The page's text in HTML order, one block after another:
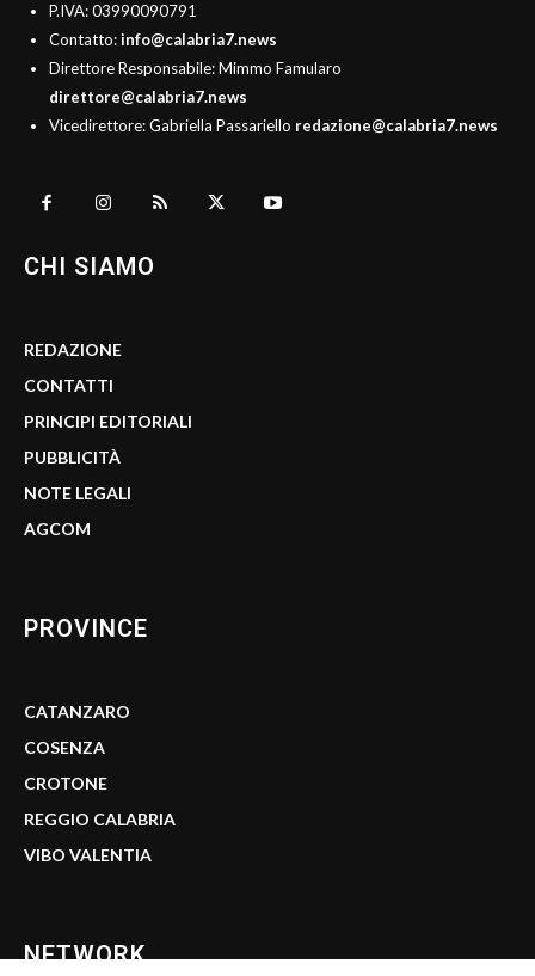
P.IVA: 03990090791
Contatto:info@calabria7.news
Direttore Responsabile: Mimmo Famularo
direttore@calabria7.news
Vicedirettore: Gabriella Passariello redazione@calabria7.news
CHI SIAMO
REDAZIONE
CONTATTI
PRINCIPI EDITORIALI
PUBBLICITÀ
NOTE LEGALI
AGCOM
PROVINCE
CATANZARO
COSENZA
CROTONE
REGGIO CALABRIA
VIBO VALENTIA
NETWORK